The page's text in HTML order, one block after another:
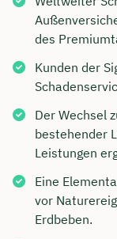
des
Kunden der
Der Wechsel
bestehender
Leistungen
Eine
vor
Erdbeben.